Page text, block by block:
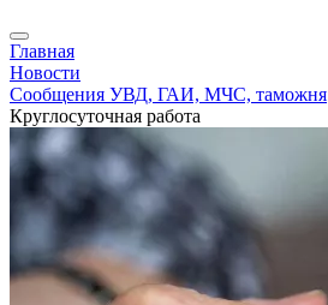
Главная
Новости
Сообщения УВД, ГАИ, МЧС, таможня
Круглосуточная работа